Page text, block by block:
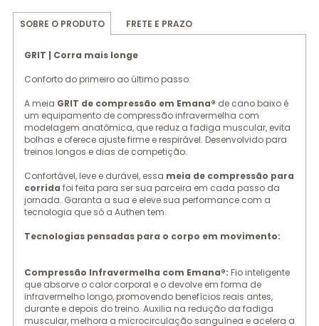
SOBRE O PRODUTO FRETE E PRAZO
GRIT | Corra mais longe
Conforto do primeiro ao último passo.
A meia GRIT de compressão em Emana® de cano baixo é
um equipamento de compressão infravermelha com
modelagem anatômica, que reduz a fadiga muscular, evita
bolhas e oferece ajuste firme e respirável. Desenvolvido para
treinos longos e dias de competição.
Confortável, leve e durável, essa meia de compressão para
corrida foi feita para ser sua parceira em cada passo da
jornada. Garanta a sua e eleve sua performance com a
tecnologia que só a Authen tem.
Tecnologias pensadas para o corpo em movimento:
Compressão Infravermelha com Emana®: Fio inteligente
que absorve o calor corporal e o devolve em forma de
infravermelho longo, promovendo benefícios reais antes,
durante e depois do treino. Auxilia na redução da fadiga
muscular, melhora a microcirculação sanguínea e acelera a